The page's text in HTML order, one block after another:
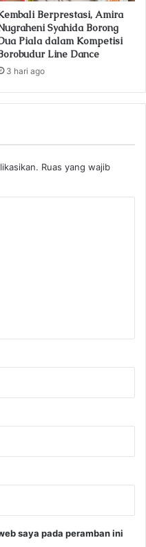
Berprestasi, Amira
Syahida Borong
Piala dalam Kompetisi
Line Dance
3 hari ago
Ruas yang wajib
saya pada peramban ini